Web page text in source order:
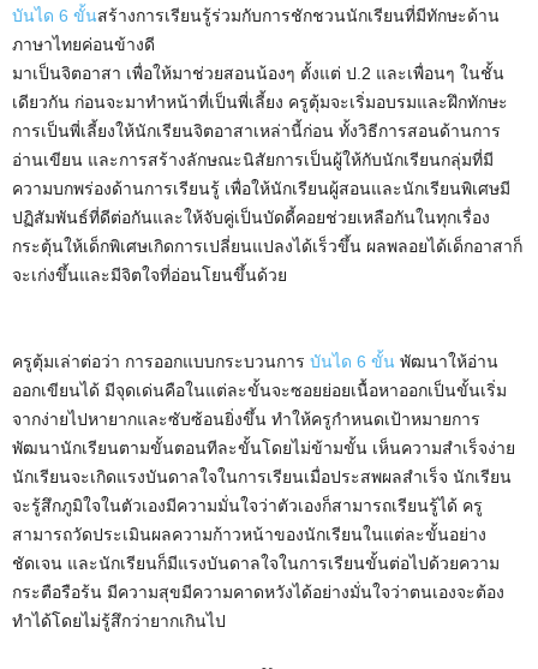
e
บันได 6 ขั้นสร้างการเรียนรู้ร่วมกับการชักชวนนักเรียนที่มีทักษะด้าน
ภาษาไทยค่อนข้างดี
มาเป็นจิตอาสา เพื่อให้มาช่วยสอนน้องๆ ตั้งแต่ ป.2 และเพื่อนๆ ในชั้น
เดียวกัน ก่อนจะมาทำหน้าที่เป็นพี่เลี้ยง ครูตุ้มจะเริ่มอบรมและฝึกทักษะ
การเป็นพี่เลี้ยงให้นักเรียนจิตอาสาเหล่านี้ก่อน ทั้งวิธีการสอนด้านการ
อ่านเขียน และการสร้างลักษณะนิสัยการเป็นผู้ให้กับนักเรียนกลุ่มที่มี
ความบกพร่องด้านการเรียนรู้ เพื่อให้นักเรียนผู้สอนและนักเรียนพิเศษมี
ปฏิสัมพันธ์ที่ดีต่อกันและให้จับคู่เป็นบัดดี้คอยช่วยเหลือกันในทุกเรื่อง
กระตุ้นให้เด็กพิเศษเกิดการเปลี่ยนแปลงได้เร็วขึ้น ผลพลอยได้เด็กอาสาก็
จะเก่งขึ้นและมีจิตใจที่อ่อนโยนขึ้นด้วย
ครูตุ้มเล่าต่อว่า การออกแบบกระบวนการ บันได 6 ขั้น พัฒนาให้อ่าน
ออกเขียนได้ มีจุดเด่นคือในแต่ละขั้นจะซอยย่อยเนื้อหาออกเป็นขั้นเริ่ม
จากง่ายไปหายากและซับซ้อนยิ่งขึ้น ทำให้ครูกำหนดเป้าหมายการ
พัฒนานักเรียนตามขั้นตอนทีละขั้นโดยไม่ข้ามขั้น เห็นความสำเร็จง่าย
นักเรียนจะเกิดแรงบันดาลใจในการเรียนเมื่อประสพผลสำเร็จ นักเรียน
จะรู้สึกภูมิใจในตัวเองมีความมั่นใจว่าตัวเองก็สามารถเรียนรู้ได้ ครู
สามารถวัดประเมินผลความก้าวหน้าของนักเรียนในแต่ละขั้นอย่าง
ชัดเจน และนักเรียนก็มีแรงบันดาลใจในการเรียนขั้นต่อไปด้วยความ
กระตือรือร้น มีความสุขมีความคาดหวังได้อย่างมั่นใจว่าตนเองจะต้อง
ทำได้โดยไม่รู้สึกว่ายากเกินไป